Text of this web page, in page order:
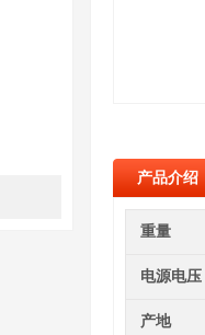
产品介绍
重量
电源电压
产地